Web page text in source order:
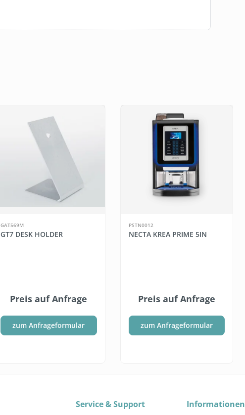
GAT569M
GT7 DESK HOLDER
Preis auf Anfrage
zum Anfrageformular
PSTN0012
NECTA KREA PRIME 5IN
Preis auf Anfrage
zum Anfrageformular
Service & Support Informationen